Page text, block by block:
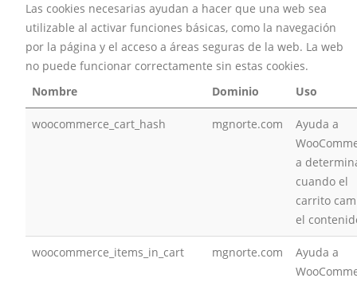
Las cookies necesarias ayudan a hacer que una web sea
utilizable al activar funciones básicas, como la navegación
por la página y el acceso a áreas seguras de la web. La web
no puede funcionar correctamente sin estas cookies.
Nombre
Dominio Uso
woocommerce_cart_hash mgnorte.com
Ayuda a
a
cuando el
carrito
el
woocommerce_items_in_cart mgnorte.com
Ayuda a